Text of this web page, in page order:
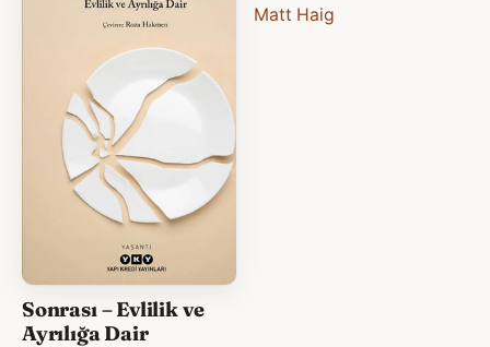
Sonrası – Evlilik ve
Ayrılığa Dair
Matt Haig